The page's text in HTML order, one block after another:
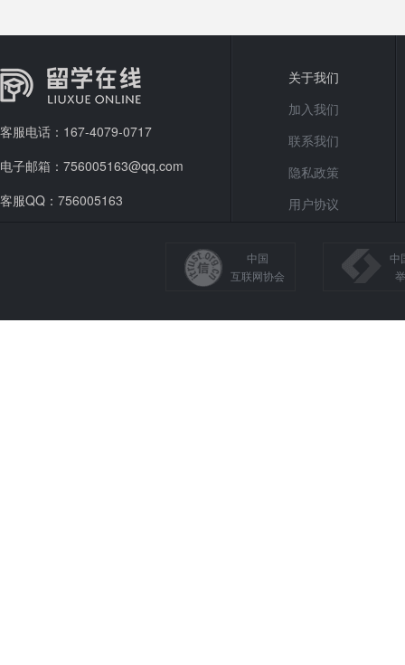
客服电话：167-4079-0717
电子邮箱：756005163@qq.com
客服QQ：756005163
关于我们
加入我们
联系我们
隐私政策
用户协议
中国
互联网协会
中